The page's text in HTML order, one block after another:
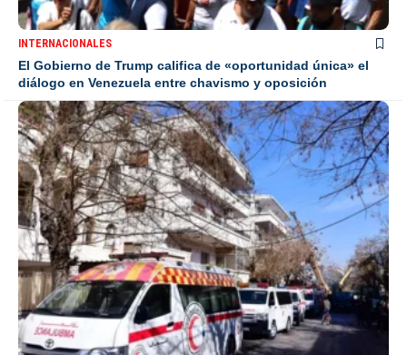
INTERNACIONALES
El Gobierno de Trump califica de «oportunidad única» el
diálogo en Venezuela entre chavismo y oposición